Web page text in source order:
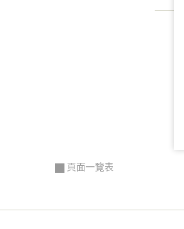
頁面一覽表